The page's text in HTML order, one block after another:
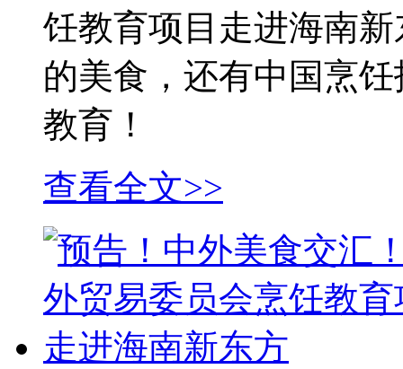
饪教育项目走进海南
的美食，还有中国烹
教育！
查看全文>>